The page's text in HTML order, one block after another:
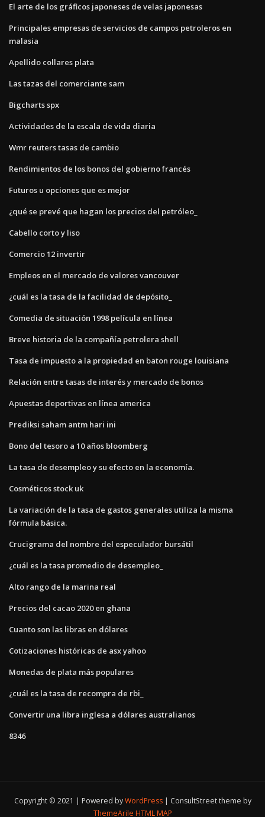
El arte de los gráficos japoneses de velas japonesas
Principales empresas de servicios de campos petroleros en
malasia
Apellido collares plata
Las tazas del comerciante sam
Bigcharts spx
Actividades de la escala de vida diaria
Wmr reuters tasas de cambio
Rendimientos de los bonos del gobierno francés
Futuros u opciones que es mejor
¿qué se prevé que hagan los precios del petróleo_
Cabello corto y liso
Comercio 12 invertir
Empleos en el mercado de valores vancouver
¿cuál es la tasa de la facilidad de depósito_
Comedia de situación 1998 película en línea
Breve historia de la compañía petrolera shell
Tasa de impuesto a la propiedad en baton rouge louisiana
Relación entre tasas de interés y mercado de bonos
Apuestas deportivas en línea america
Prediksi saham antm hari ini
Bono del tesoro a 10 años bloomberg
La tasa de desempleo y su efecto en la economía.
Cosméticos stock uk
La variación de la tasa de gastos generales utiliza la misma
fórmula básica.
Crucigrama del nombre del especulador bursátil
¿cuál es la tasa promedio de desempleo_
Alto rango de la marina real
Precios del cacao 2020 en ghana
Cuanto son las libras en dólares
Cotizaciones históricas de asx yahoo
Monedas de plata más populares
¿cuál es la tasa de recompra de rbi_
Convertir una libra inglesa a dólares australianos
8346
Copyright © 2021 | Powered byWordPress
ConsultStreet theme by
ThemeArile HTML MAP